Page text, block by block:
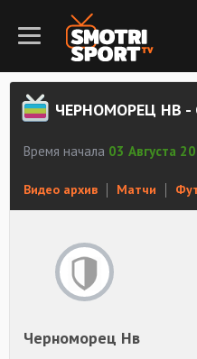
Время начала 03 Августа
Видео архив Матчи
Черноморец Нв